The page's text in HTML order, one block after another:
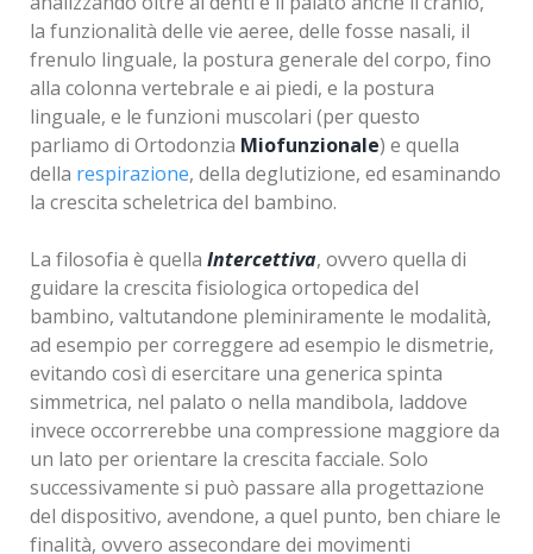
la funzionalità delle vie aeree, delle fosse nasali, il
frenulo linguale, la postura generale del corpo, fino
alla colonna vertebrale e ai piedi, e la postura
linguale, e le funzioni muscolari (per questo
parliamo di Ortodonzia Miofunzionale) e quella
della respirazione, della deglutizione, ed esaminando
la crescita scheletrica del bambino.
La filosofia è quella Intercettiva, ovvero quella di
guidare la crescita fisiologica ortopedica del
bambino, valtutandone pleminiramente le modalità,
ad esempio per correggere ad esempio le dismetrie,
evitando così di esercitare una generica spinta
simmetrica, nel palato o nella mandibola, laddove
invece occorrerebbe una compressione maggiore da
un lato per orientare la crescita facciale. Solo
successivamente si può passare alla progettazione
del dispositivo, avendone, a quel punto, ben chiare le
finalità, ovvero assecondare dei movimenti